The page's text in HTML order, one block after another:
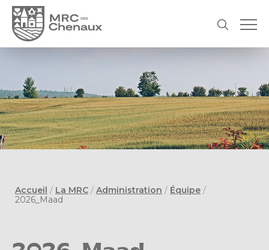
Accueil / La MRC / Administration / Équipe /
2026_Maad